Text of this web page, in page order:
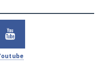
620
SHARES